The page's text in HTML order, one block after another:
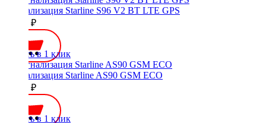
Сигнализация Starline S96 V2 BT LTE GPS
28100 ₽
Купить в 1 клик
Сигнализация Starline AS90 GSM ECO
13500 ₽
Купить в 1 клик